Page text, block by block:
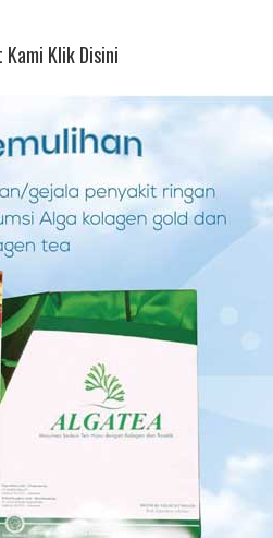
Klik Disini